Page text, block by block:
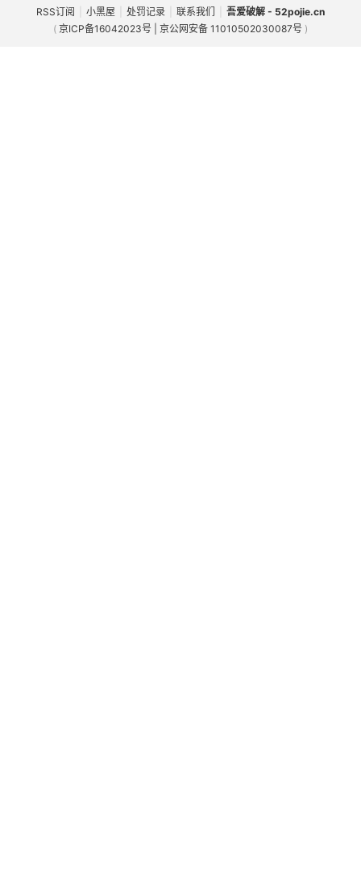
RSS订阅 小黑屋 处罚记录 联系我们
吾爱破解 - 52pojie.cn
( 京ICP备16042023号 | 京公网安备 11010502030087号 )